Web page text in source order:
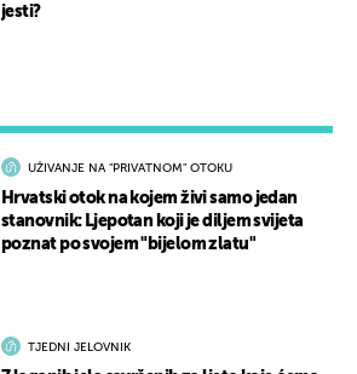
UŽIVANJE NA "PRIVATNOM" OTOKU
Hrvatski otok na kojem živi samo jedan
stanovnik: Ljepotan koji je diljem svijeta
poznat po svojem "bijelom zlatu"
TJEDNI JELOVNIK
jesti?